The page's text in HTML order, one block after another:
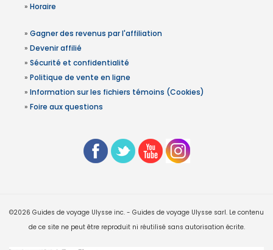
» Horaire
» Gagner des revenus par l'affiliation
» Devenir affilié
» Sécurité et confidentialité
» Politique de vente en ligne
» Information sur les fichiers témoins (Cookies)
» Foire aux questions
©2026 Guides de voyage Ulysse inc. - Guides de voyage Ulysse sarl. Le contenu
de ce site ne peut être reproduit ni réutilisé sans autorisation écrite.